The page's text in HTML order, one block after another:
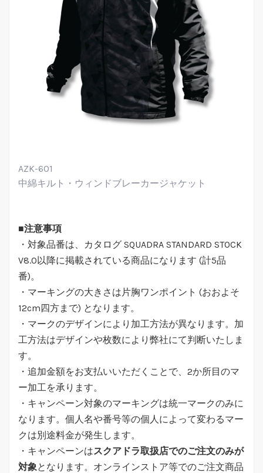
AZK-601
中綿キルト・ウィンドブレーカージャケット
■注意事項
・対象品番は、カタログ SQUADRA STANDARD STOCK
V8.0以降に掲載されている商品になります (計5品
番)。
・マーキングの大きさは片胸ワンポイント (おおよそ
12cm四方まで) となります。
・マークのデザインにより加工方法が異なります。加
工方法はデザインや枚数により弊社にて判断いたしま
す。
・追加金額をお支払いいただくことで、2か所目のマ
ー加工を承ります。
・キャンペーン対象のマーキングは統一マークのみに
なります。個人名や番号等の個人によって変わるマー
クは別途料金が発生します。
・キャンペーンはスクアドラ取扱店でのご注文のみが
対象となります。オンラインストア等でのご注文商品